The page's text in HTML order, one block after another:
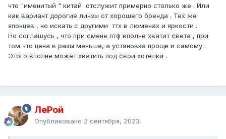
что "именитый " китай отслужит примерно столько же . Или
как вариант дорогие линзы от хорошего бренда . Тех же
японцев , но искать с другими ттх в люменах и яркости .
Но соглашусь , что при смене птф вполне хватит света , при
том что цена в разы меньше, а установка проще и самому .
Этого вполне может хватить под свои хотелки .
ЛеРой
Опубликовано 2 сентября, 2023